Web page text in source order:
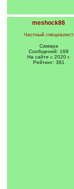
meshock86
Частный специалист
Самара
Сообщений: 169
На сайте с 2020 г.
Рейтинг: 381